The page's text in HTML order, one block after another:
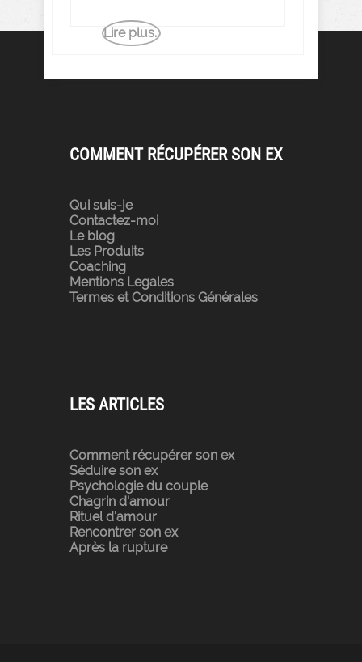
Lire plus..
COMMENT RÉCUPÉRER SON EX
Qui suis-je
Contactez-moi
Le blog
Les Produits
Coaching
Mentions Legales
Termes et Conditions Générales
LES ARTICLES
Comment récupérer son ex
Séduire son ex
Psychologie du couple
Chagrin d'amour
Rituel d'amour
Rencontrer son ex
Après la rupture